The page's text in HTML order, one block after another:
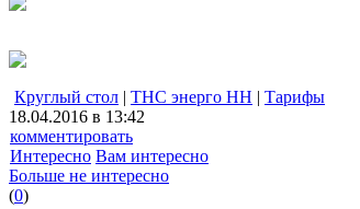
Круглый стол | ТНС энерго НН | Тарифы
18.04.2016 в 13:42
комментировать
Интересно Вам интересно
Больше не интересно
(0)